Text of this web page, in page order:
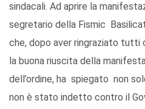
sindacali. Ad aprire la
segretario della Fismic
che, dopo aver ringraziato tutti
la buona riuscita della
dell’ordine, ha spiegato non
non è stato indetto contro il